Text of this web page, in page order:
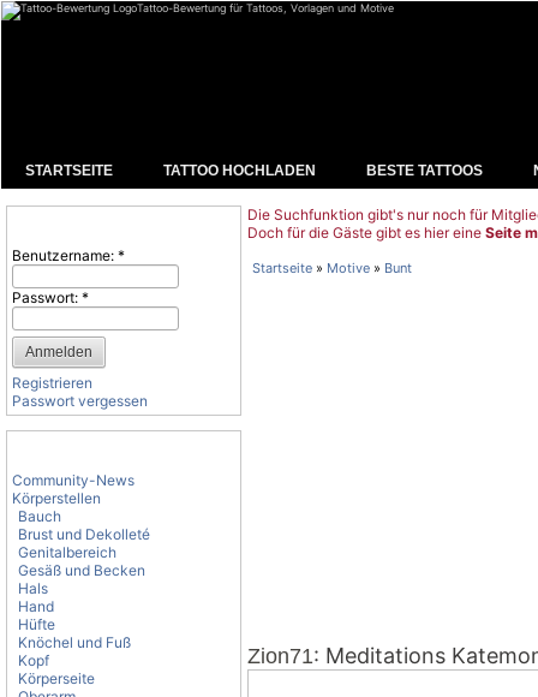
Tattoo-Bewertung für Tattoos, Vorlagen und Motive
STARTSEITE TATTOO HOCHLADEN BESTE TATTOOS
Benutzername: *
Passwort: *
Registrieren
Passwort vergessen
Community-News
Körperstellen
Bauch
Brust und Dekolleté
Genitalbereich
Gesäß und Becken
Hals
Hand
Hüfte
Knöchel und Fuß
Kopf
Körperseite
Die Suchfunktion gibt's nur noch für
Doch für die Gäste gibt es hier eine Seite
Startseite » Motive » Bunt
Zion71: Meditations